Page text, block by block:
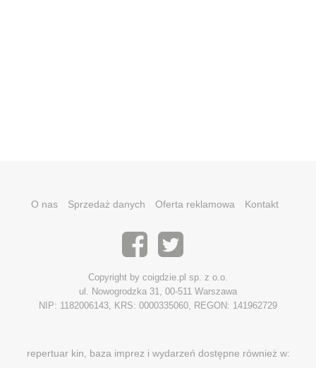
O nas Sprzedaż danych Oferta reklamowa Kontakt
Copyright by coigdzie.pl sp. z o.o.
ul. Nowogrodzka 31, 00-511 Warszawa
NIP: 1182006143, KRS: 0000335060, REGON: 141962729
repertuar kin, baza imprez i wydarzeń dostępne również w: